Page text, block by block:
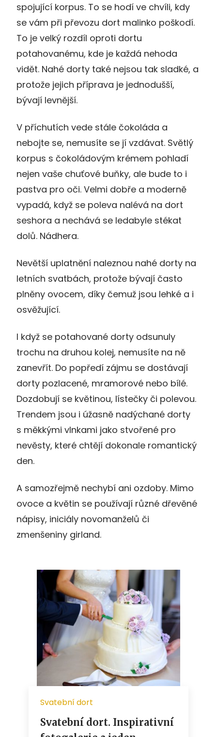
spojující korpus. To se hodí ve chvíli, kdy
se vám při převozu dort malinko poškodí.
To je velký rozdíl oproti dortu
potahovanému, kde je každá nehoda
vidět. Nahé dorty také nejsou tak sladké, a
protože jejich příprava je jednodušší,
bývají levnější.
V příchutích vede stále čokoláda a
nebojte se, nemusíte se jí vzdávat. Světlý
korpus s čokoládovým krémem pohladí
nejen vaše chuťové buňky, ale bude to i
pastva pro oči. Velmi dobře a moderně
vypadá, když se poleva nalévá na dort
seshora a nechává se ledabyle stékat
dolů. Nádhera.
Nevětší uplatnění naleznou nahé dorty na
letních svatbách, protože bývají často
plněny ovocem, díky čemuž jsou lehké a i
osvěžující.
I když se potahované dorty odsunuly
trochu na druhou kolej, nemusíte na ně
zanevřít. Do popředí zájmu se dostávají
dorty pozlacené, mramorové nebo bílé.
Dozdobují se květinou, lístečky či polevou.
Trendem jsou i úžasně nadýchané dorty
s měkkými vlnkami jako stvořené pro
nevěsty, které chtějí dokonale romantický
den.
A samozřejmě nechybí ani ozdoby. Mimo
ovoce a květin se používají různé dřevěné
nápisy, iniciály novomanželů či
zmenšeniny girland.